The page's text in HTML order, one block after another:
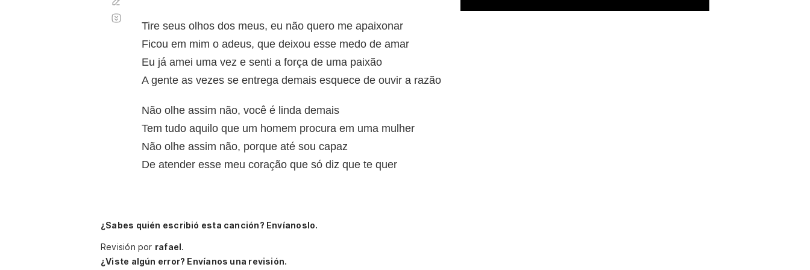
Tire seus olhos dos meus, eu não quero me apaixonar
Ficou em mim o adeus, que deixou esse medo de amar
Eu já amei uma vez e senti a força de uma paixão
A gente as vezes se entrega demais esquece de ouvir a razão
Não olhe assim não, você é linda demais
Tem tudo aquilo que um homem procura em uma mulher
Não olhe assim não, porque até sou capaz
De atender esse meu coração que só diz que te quer
automático
¿Sabes quién escribió esta canción? Envíanoslo.
Revisión por rafael.
¿Viste algún error? Envíanos una revisión.